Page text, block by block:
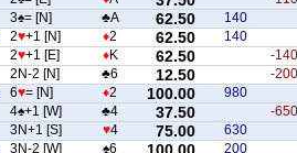
140
62.50
♣A
3♠= [N]
140
62.50
♦2
2♥+1 [N]
-140
62.50
♦K
2♥+1 [E]
-200
12.50
♣6
2N-2 [N]
980
100.00
♦2
6♥= [N]
-650
37.50
♣4
4♠+1 [W]
630
75.00
♥4
3N+1 [S]
200
100.00
♠6
3N-2 [W]